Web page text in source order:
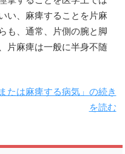
い、麻痺することを片麻
も、通常、片側の腕と脚
片麻痺は一般に半身不随
たは麻痺する病気」の続き
を読む